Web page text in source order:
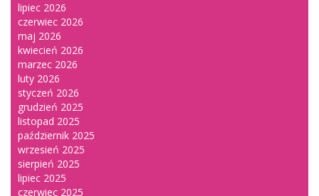
lipiec 2026
czerwiec 2026
maj 2026
kwiecień 2026
marzec 2026
luty 2026
styczeń 2026
grudzień 2025
listopad 2025
październik 2025
wrzesień 2025
sierpień 2025
lipiec 2025
czerwiec 2025